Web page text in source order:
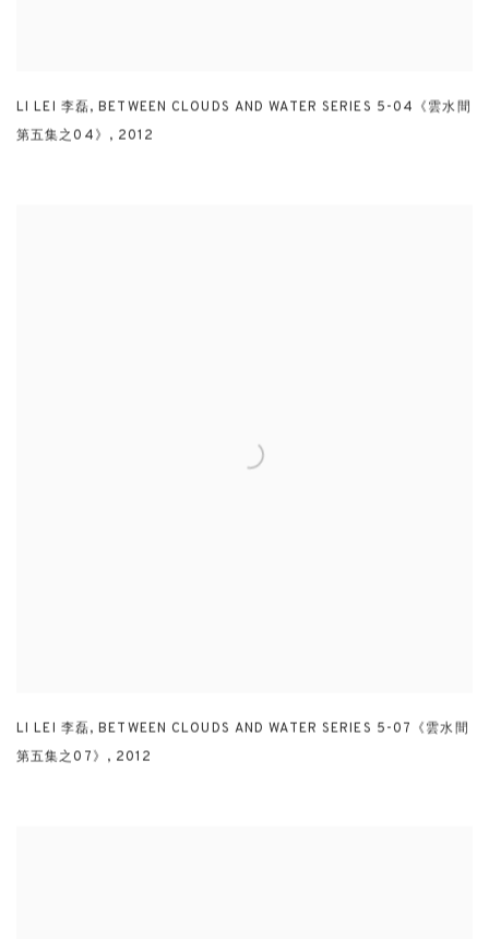
LI LEI 李磊,BETWEEN CLOUDS AND WATER SERIES 5-04《雲水間
第五集之04》 , 2012
LI LEI 李磊,BETWEEN CLOUDS AND WATER SERIES 5-07《雲水間
第五集之07》 , 2012